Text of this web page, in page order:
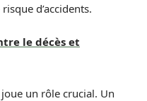
d’accidents.
le décès et
un rôle crucial. Un